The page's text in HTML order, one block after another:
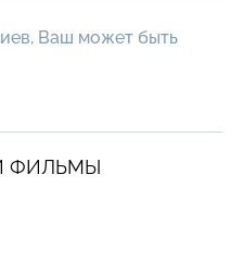
Ваш может быть
ФИЛЬМЫ